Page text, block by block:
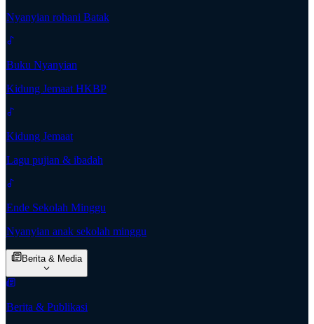
Nyanyian rohani Batak
Buku Nyanyian
Kidung Jemaat HKBP
Kidung Jemaat
Lagu pujian & ibadah
Ende Sekolah Minggu
Nyanyian anak sekolah minggu
Berita & Media
Berita & Publikasi